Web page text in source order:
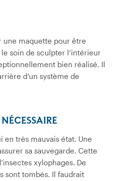
une maquette pour être
soin de sculpter l’intérieur
bien réalisé. Il
d’un système de
en très mauvais état. Une
sa sauvegarde. Cette
xylophages. De
sont tombés. Il faudrait